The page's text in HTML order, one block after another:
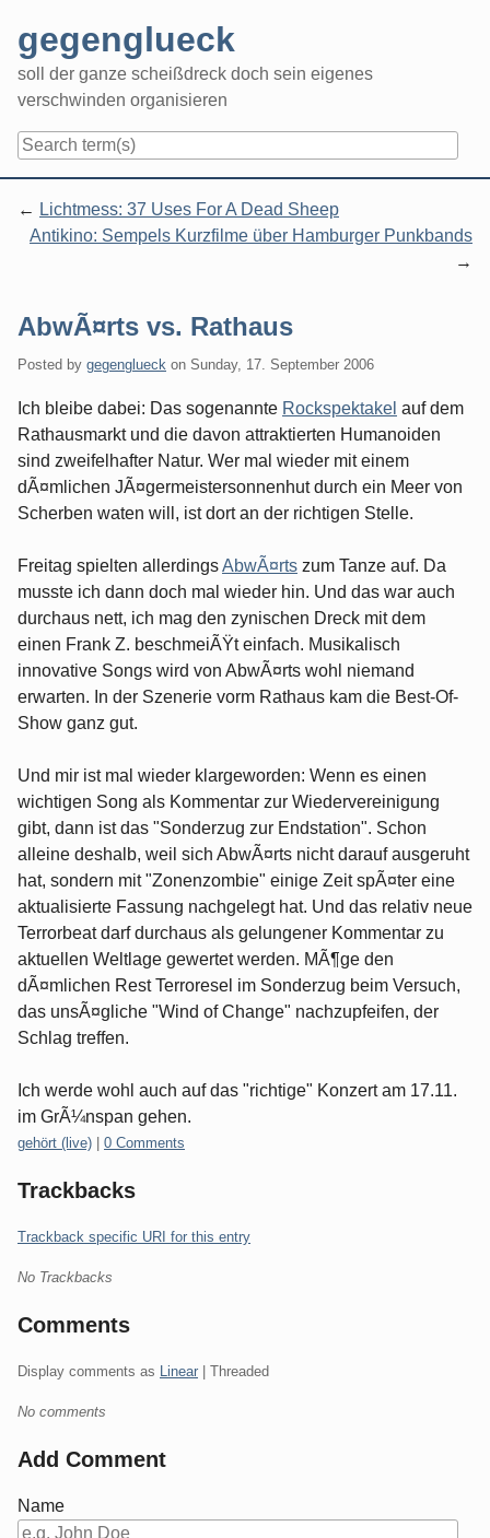
content
gegenglueck
soll der ganze scheißdreck doch sein eigenes
verschwinden organisieren
Lichtmess: 37 Uses For A Dead Sheep
Antikino: Sempels Kurzfilme über Hamburger Punkbands
AbwÃ¤rts vs. Rathaus
Posted by gegenglueck on Sunday, 17. September 2006
Ich bleibe dabei: Das sogenannte Rockspektakel auf dem
Rathausmarkt und die davon attraktierten Humanoiden
sind zweifelhafter Natur. Wer mal wieder mit einem
dÃ¤mlichen JÃ¤germeistersonnenhut durch ein Meer von
Scherben waten will, ist dort an der richtigen Stelle.
Freitag spielten allerdingsAbwÃ¤rts zum Tanze auf. Da
musste ich dann doch mal wieder hin. Und das war auch
durchaus nett, ich mag den zynischen Dreck mit dem
einen Frank Z. beschmeiÃŸt einfach. Musikalisch
innovative Songs wird von AbwÃ¤rts wohl niemand
erwarten. In der Szenerie vorm Rathaus kam die Best-Of-
Show ganz gut.
Und mir ist mal wieder klargeworden: Wenn es einen
wichtigen Song als Kommentar zur Wiedervereinigung
gibt, dann ist das "Sonderzug zur Endstation". Schon
alleine deshalb, weil sich AbwÃ¤rts nicht darauf ausgeruht
hat, sondern mit "Zonenzombie" einige Zeit spÃ¤ter eine
aktualisierte Fassung nachgelegt hat. Und das relativ neue
Terrorbeat darf durchaus als gelungener Kommentar zu
aktuellen Weltlage gewertet werden. MÃ¶ge den
dÃ¤mlichen Rest Terroresel im Sonderzug beim Versuch,
das unsÃ¤gliche "Wind of Change" nachzupfeifen, der
Schlag treffen.
Ich werde wohl auch auf das "richtige" Konzert am 17.11.
im GrÃ¼nspan gehen.
Categories:
gehört (live) 0 Comments
Trackbacks
Trackback specific URI for this entry
No Trackbacks
Comments
Display comments as Linear | Threaded
No comments
Add Comment
Name